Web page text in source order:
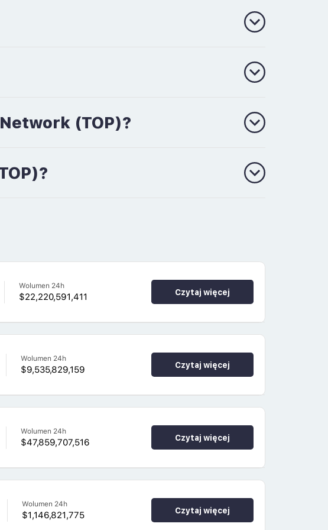
(TOP)?
Wolumen 24h
$22,220,591,411 Czytaj więcej
Wolumen 24h
$9,535,829,159 Czytaj więcej
Wolumen 24h
$47,859,707,516 Czytaj więcej
Wolumen 24h
$1,146,821,775 Czytaj więcej